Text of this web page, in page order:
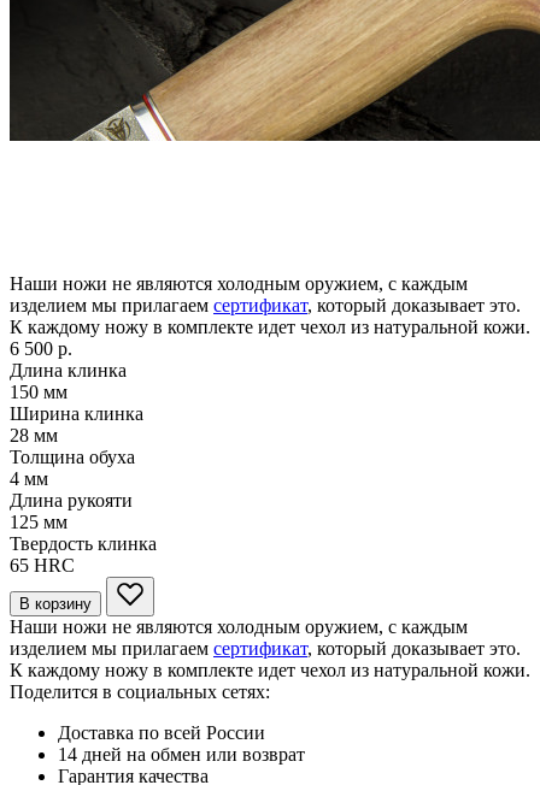
Наши ножи не являются холодным оружием, с каждым
изделием мы прилагаем сертификат, который доказывает это.
К каждому ножу в комплекте идет чехол из натуральной кожи.
6 500 р.
Длина клинка
150 мм
Ширина клинка
28 мм
Толщина обуха
4 мм
Длина рукояти
125 мм
Твердость клинка
65 HRC
В корзину
Наши ножи не являются холодным оружием, с каждым
изделием мы прилагаем сертификат, который доказывает это.
К каждому ножу в комплекте идет чехол из натуральной кожи.
Поделится в социальных сетях:
Доставка по всей России
14 дней на обмен или возврат
Гарантия качества